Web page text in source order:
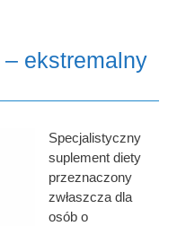
ekstremalny
Specjalistyczny
suplement diety
przeznaczony
zwłaszcza dla
osób o